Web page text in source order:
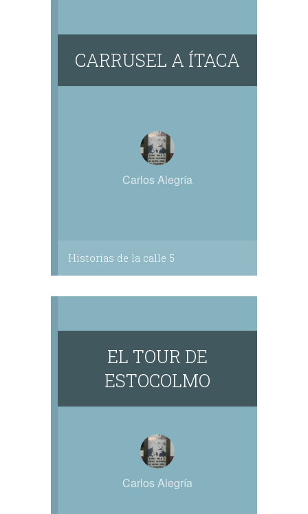
CARRUSEL A ÍTACA
Carlos Alegría
Historias de la calle 5
EL TOUR DE
ESTOCOLMO
Carlos Alegría